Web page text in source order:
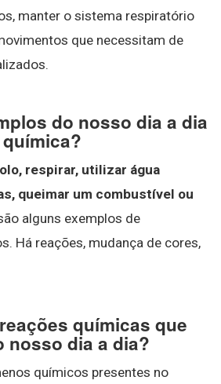
manter o sistema respiratório
que necessitam de
do nosso dia a dia
respirar, utilizar água
queimar um combustível ou
alguns exemplos de
Há reações, mudança de cores,
químicas que
nosso dia a dia?
químicos presentes no